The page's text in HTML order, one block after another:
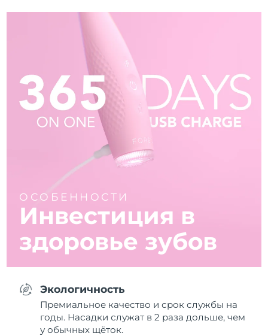
ОСОБЕННОСТИ
Инвестиция в
здоровье зубов
Экологичность
Премиальное качество и срок службы на
годы. Насадки служат в 2 раза дольше, чем
у обычных щёток.